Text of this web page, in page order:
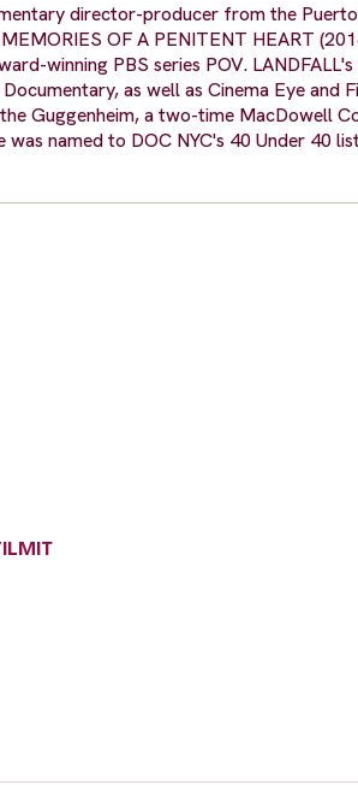
director-producer from the
OF A PENITENT HEART
winning PBS series POV.
as well as Cinema Eye and
Guggenheim, a two-time MacDowell
was named to DOC NYC's 40 Under 40